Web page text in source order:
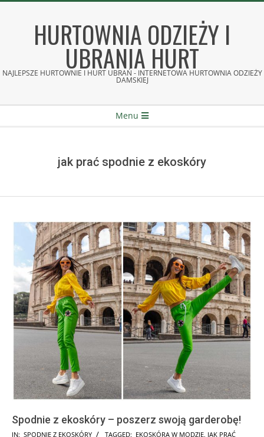
HURTOWNIA ODZIEŻY I
UBRANIA HURT
NAJLEPSZE HURTOWNIE I HURT UBRAŃ - INTERNETOWA HURTOWNIA ODZIEŻY
DAMSKIEJ
Menu
jak prać spodnie z ekoskóry
Spodnie z ekoskóry – poszerz swoją garderobę!
2025-
IN: SPODNIE Z EKOSKÓRY TAGGED: EKOSKÓRA W MODZIE, JAK PRAĆ